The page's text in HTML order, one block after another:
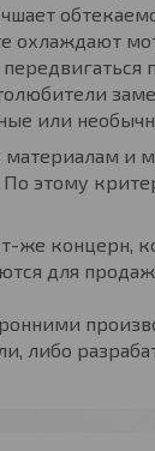
охлаждают
или
и
этому
же концерн,
для
либо